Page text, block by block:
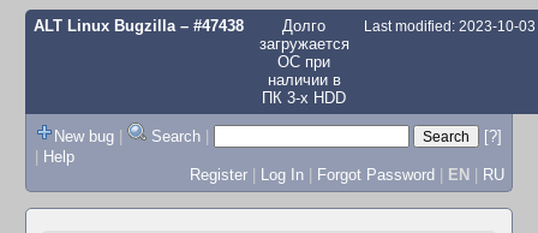
ALT Linux Bugzilla– #47438
Долго
загружается
ОС при
наличии в
ПК 3-х HDD
Last modified: 2023-10-
New bug | Search |
[?]
| Help
Register | Log In | Forgot Password | EN | RU